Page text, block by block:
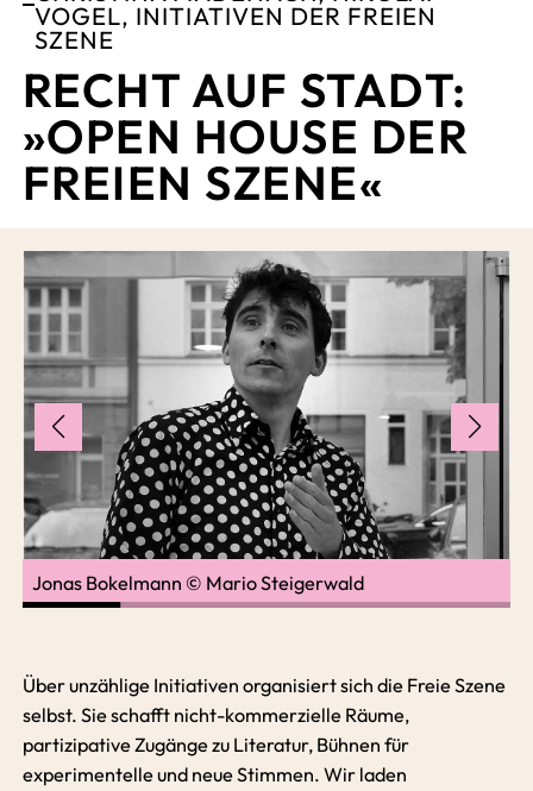
RECHT AUF STADT:
»OPEN HOUSE DER
FREIEN SZENE«
VOGEL, INITIATIVEN DER FREIEN
SZENE
Jonas Bokelmann © Mario Steigerwald
Über unzählige Initiativen organisiert sich die Freie Szene
selbst. Sie schafft nicht-kommerzielle Räume,
partizipative Zugänge zu Literatur, Bühnen für
experimentelle und neue Stimmen. Wir laden